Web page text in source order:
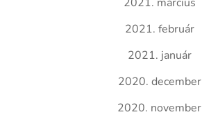
2021. február
2021. január
2020. december
2020. november